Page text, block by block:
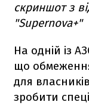
скриншот з
"Supernova+"
На одній із
що
для
зробити